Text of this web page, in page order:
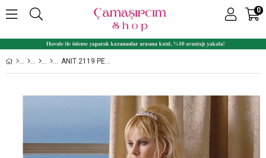
0
ANIT 2119 PENYE LIKRALI BIYELI KADIN İP ASKILI ATLET